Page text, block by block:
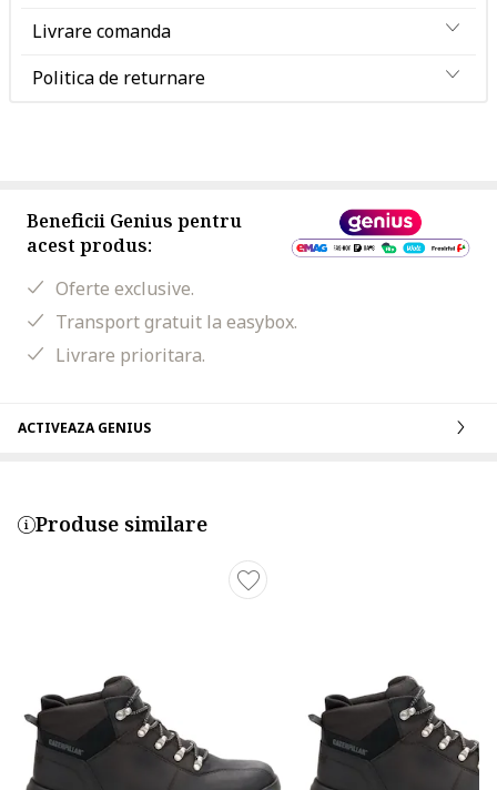
Livrare comanda
Politica de returnare
Beneficii Genius pentru
acest produs:
Oferte exclusive.
Transport gratuit la easybox.
Livrare prioritara.
ACTIVEAZA GENIUS
Produse similare